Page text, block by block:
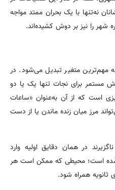
نه‌تنها با یک بحران ممتد مواجه
شهر را نیز بر دوش کشیده‌اند.
مهم‌ترین متغیر تبدیل می‌شود. در
مستمر برای نجات تنها یک یا دو
است که از آن به‌عنوان «ساعات
مرز میان زنده ماندن یا از دست
در همان دقایق اولیه وارد
است؛ محیطی که ممکن است هر
ثانویه همراه شود.